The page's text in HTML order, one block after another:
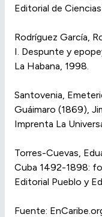
Editorial de
Rodríguez García,
I. Despunte y
La Habana, 1998.
Santovenia,
Guáimaro (1869),
Imprenta La
Torres-Cuevas,
Cuba 1492-1898:
Editorial Pueblo y
Fuente: